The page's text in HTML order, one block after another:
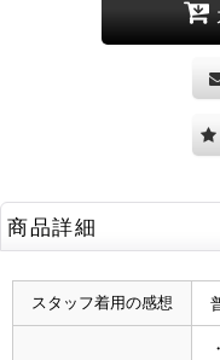
商品詳細
スタッフ着用の感想